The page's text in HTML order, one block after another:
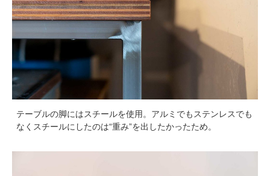
テーブルの脚にはスチールを使用。アルミでもステンレスでも
なくスチールにしたのは“重み”を出したかったため。